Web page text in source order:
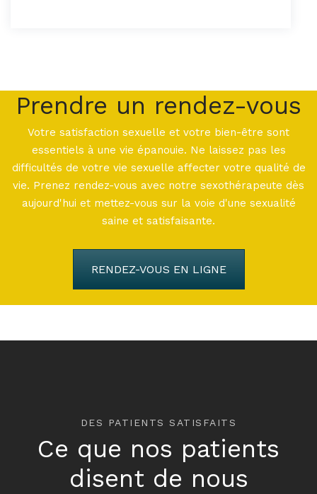
Prendre un rendez-vous
Votre satisfaction sexuelle et votre bien-être sont
essentiels à une vie épanouie. Ne laissez pas les
difficultés de votre vie sexuelle affecter votre qualité de
vie. Prenez rendez-vous avec notre sexothérapeute dès
aujourd'hui et mettez-vous sur la voie d'une sexualité
saine et satisfaisante.
RENDEZ-VOUS EN LIGNE
DES PATIENTS SATISFAITS
Ce que nos patients
disent de nous